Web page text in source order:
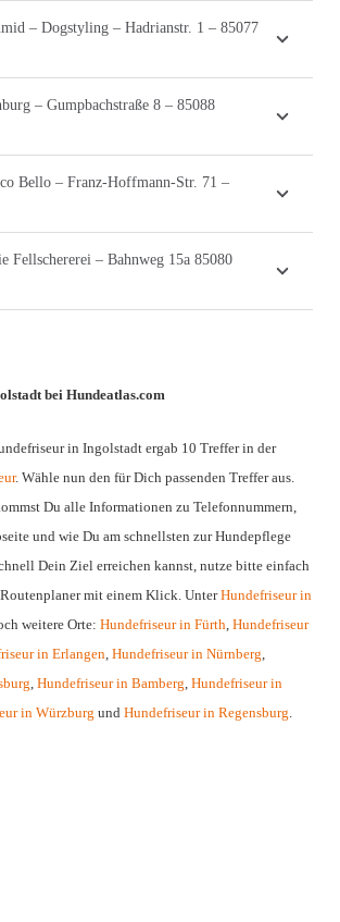
– Dogstyling – Hadrianstr. 1 – 85077
– Gumpbachstraße 8 – 85088
Bello – Franz-Hoffmann-Str. 71 –
Fellschererei – Bahnweg 15a 85080
bei Hundeatlas.com
in Ingolstadt ergab 10 Treffer in der
. Wähle nun den für Dich passenden Treffer aus.
Du alle Informationen zu Telefonnummern,
und wie Du am schnellsten zur Hundepflege
Dein Ziel erreichen kannst, nutze bitte einfach
mit einem Klick. UnterHundefriseur in
weitere Orte: Hundefriseur in Fürth Hundefriseur
in Erlangen Hundefriseur in Nürnberg
Hundefriseur in Bamberg Hundefriseur in
in Würzburg und Hundefriseur in Regensburg